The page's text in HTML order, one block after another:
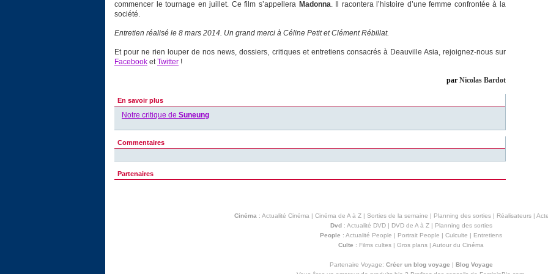
commencer le tournage en juillet. Ce film s’appellera Madonna. Il racontera l’histoire d’une femme confrontée à la
société.
Entretien réalisé le 8 mars 2014. Un grand merci à Céline Petit et Clément Rébillat.
Et pour ne rien louper de nos news, dossiers, critiques et entretiens consacrés à Deauville Asia, rejoignez-nous sur
Facebook etTwitter !
par Nicolas Bardot
En savoir plus
Notre critique de Suneung
Commentaires
Partenaires
Cinéma : Actualité Cinéma | Cinéma de A à Z| Sorties de la semaine | Planning des sorties| Réalisateurs|
Dvd: Actualité DVD| DVD de A à Z| Planning des sorties
People : Actualité People | Portrait People | Culculte | Entretiens
Culte : Films cultes | Gros plans | Autour du Cinéma
Partenaire Voyage: Créer un blog voyage | Blog Voyage